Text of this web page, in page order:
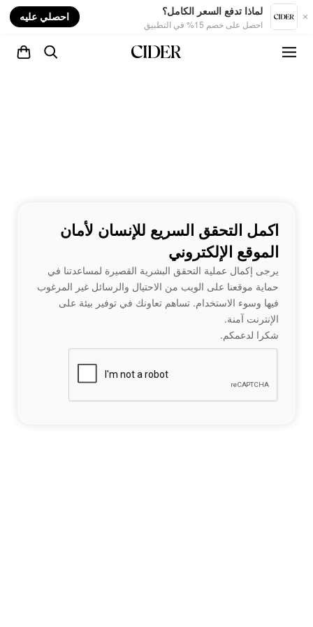
لماذا تدفع السعر الكامل؟
احصل على خصم 15% في التطبيق
احصلي عليه
اكمل التحقق السريع للإنسان لأمان
الموقع الإلكتروني
يرجى إكمال عملية التحقق البشرية القصيرة لمساعدتنا في
حماية موقعنا على الويب من الاحتيال والرسائل غير المرغوب
فيها وسوء الاستخدام. تساهم تعاونك في توفير بيئة على
الإنترنت آمنة.
شكرا لدعمكم.